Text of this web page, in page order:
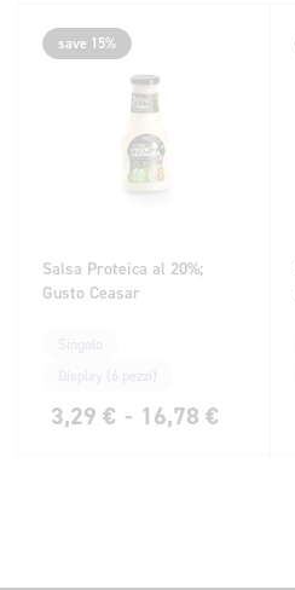
save 15%
Salsa Proteica al 20%;
Gusto Ceasar
3,29 € - 16,78 €